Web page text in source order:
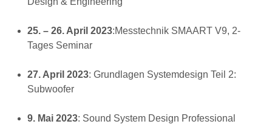
25. – 26. April 2023:Messtechnik SMAART V9, 2-
Tages Seminar
27. April 2023: Grundlagen Systemdesign Teil 2:
Subwoofer
9. Mai 2023: Sound System Design Professional